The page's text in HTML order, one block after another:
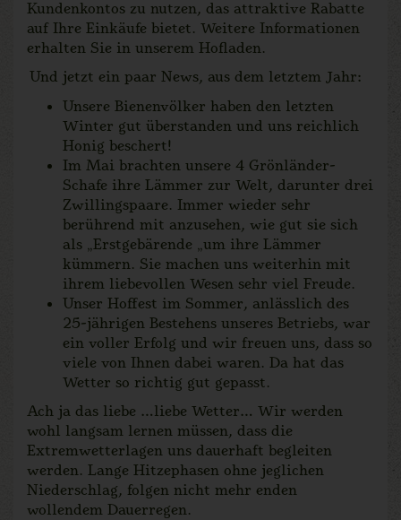
Kundenkontos zu nutzen, das attraktive Rabatte
auf Ihre Einkäufe bietet. Weitere Informationen
erhalten Sie in unserem Hofladen.
Und jetzt ein paar News, aus dem letztem Jahr:
Unsere Bienenvölker haben den letzten
Winter gut überstanden und uns reichlich
Honig beschert!
Im Mai brachten unsere 4 Grönländer-
Schafe ihre Lämmer zur Welt, darunter drei
Zwillingspaare. Immer wieder sehr
berührend mit anzusehen, wie gut sie sich
als „Erstgebärende „um ihre Lämmer
kümmern. Sie machen uns weiterhin mit
ihrem liebevollen Wesen sehr viel Freude.
Unser Hoffest im Sommer, anlässlich des
25-jährigen Bestehens unseres Betriebs, war
ein voller Erfolg und wir freuen uns, dass so
viele von Ihnen dabei waren. Da hat das
Wetter so richtig gut gepasst.
Ach ja das liebe …liebe Wetter… Wir werden
wohl langsam lernen müssen, dass die
Extremwetterlagen uns dauerhaft begleiten
werden. Lange Hitzephasen ohne jeglichen
Niederschlag, folgen nicht mehr enden
wollendem Dauerregen.